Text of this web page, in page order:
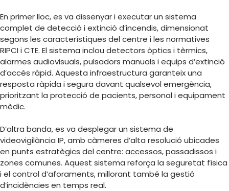
En primer lloc, es va dissenyar i executar un sistema
complet de detecció i extinció d’incendis, dimensionat
segons les característiques del centre i les normatives
RIPCI i CTE. El sistema inclou detectors òptics i tèrmics,
alarmes audiovisuals, pulsadors manuals i equips d’extinció
d’accés ràpid. Aquesta infraestructura garanteix una
resposta ràpida i segura davant qualsevol emergència,
prioritzant la protecció de pacients, personal i equipament
mèdic.
D’altra banda, es va desplegar un sistema de
videovigilància IP, amb càmeres d’alta resolució ubicades
en punts estratègics del centre: accessos, passadissos i
zones comunes. Aquest sistema reforça la seguretat física
i el control d’aforaments, millorant també la gestió
d’incidències en temps real.